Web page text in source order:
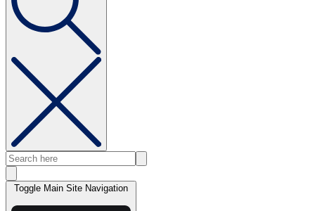
Toggle Main Site Navigation